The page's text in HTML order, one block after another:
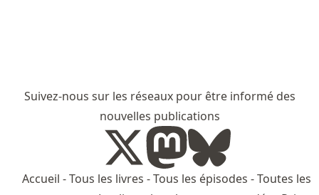
Suivez-nous sur les réseaux pour être informé des
nouvelles publications
Accueil -Tous les livres -Tous les épisodes -Toutes les